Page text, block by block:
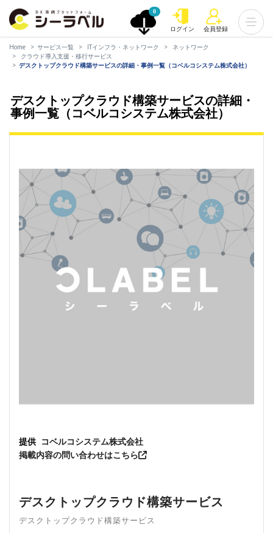
0
ログイン 会員登録
Home サービス一覧 ITインフラ・ネットワーク
ネットワーク
クラウド導入支援・移行サービス
デスクトップクラウド構築サービスの詳細・事例一覧（コベルコシステム株式会社）
デスクトップクラウド構築サービスの詳細・
事例一覧（コベルコシステム株式会社）
提供 コベルコシステム株式会社
掲載内容の問い合わせはこちら
デスクトップクラウド構築サービス
デスクトップクラウド構築サービス